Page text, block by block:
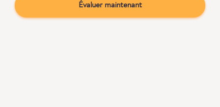
Évaluer maintenant